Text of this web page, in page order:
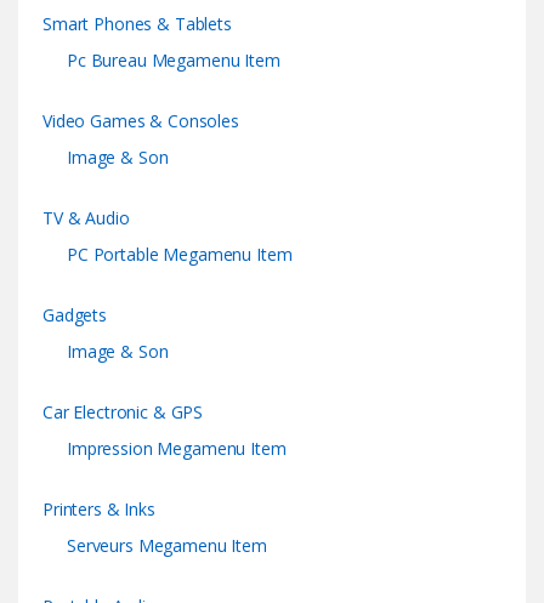
Smart Phones & Tablets
Pc Bureau Megamenu Item
Video Games & Consoles
Image & Son
TV & Audio
PC Portable Megamenu Item
Gadgets
Image & Son
Car Electronic & GPS
Impression Megamenu Item
Printers & Inks
Serveurs Megamenu Item